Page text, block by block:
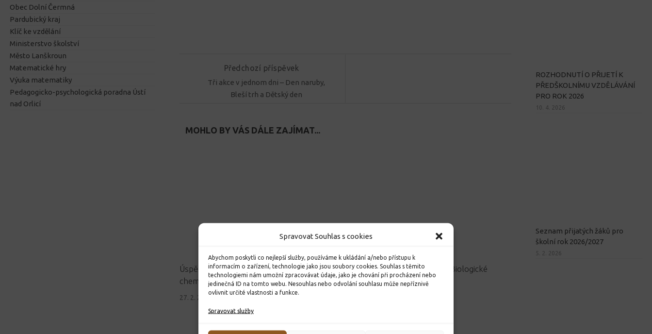
Spravovat Souhlas s cookies
Abychom poskytli co nejlepší služby, používáme k ukládání a/nebo přístupu k
informacím o zařízení, technologie jako jsou soubory cookies. Souhlas s těmito
technologiemi nám umožní zpracovávat údaje, jako je chování při procházení nebo
jedinečná ID na tomto webu. Nesouhlas nebo odvolání souhlasu může nepříznivě
ovlivnit určité vlastnosti a funkce.
Spravovat služby
Předchozí příspěvek
Tři akce v jednom dni – Den naruby,
Bleší trh a Dětský den
MOHLO BY VÁS DÁLE ZAJÍMAT...
Úspěch našich žákyň v
chemické olympiádě
27. 2. 2026
Nahlédněte s námi do
letošního roku plného
objevů s Veselou vědou! 🔬
Okresní kolo Biologické
olympiády
Obec Dolní Čermná
Pardubický kraj
Klíč ke vzdělání
Ministerstvo školství
Město Lanškroun
Matematické hry
Výuka matematiky
Pedagogicko-psychologická poradna Ústí
nad Orlicí
ROZHODNUTÍ O PŘIJETÍ K
PŘEDŠKOLNÍMU VZDĚLÁVÁNÍ
PRO ROK 2026
10. 4. 2026
Seznam přijatých žáků pro
školní rok 2026/2027
5. 2. 2026